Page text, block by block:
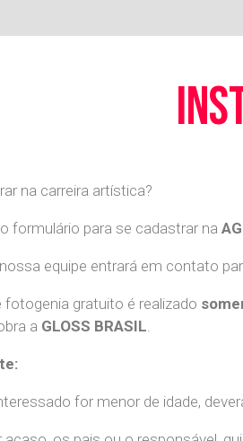
na carreira artística?
formulário para se cadastrar na
equipe entrará em contato
fotogenia gratuito é realizado
a GLOSS BRASIL.
for menor de idade,